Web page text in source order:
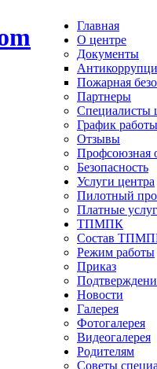
Главная
О центре
Документы
Пожарная
Партнеры
Специалисты
График работы
Отзывы
Профсоюзная
Безопасность
Услуги центра
Пилотный
Платные
ТПМПК
Состав
Режим работы
Приказ
Новости
Галерея
Фотогалерея
Видеогалерея
Родителям
Советы